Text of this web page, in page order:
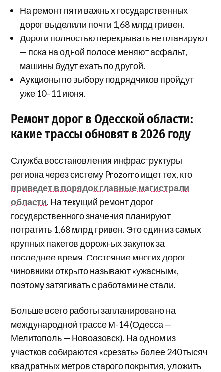
На ремонт пяти важных государственных
дорог выделили почти 1,68 млрд гривен.
Дороги полностью перекрывать не планируют
— пока на одной полосе меняют асфальт,
машины будут ехать по другой.
Аукционы по выбору подрядчиков пройдут
уже 10–11 июня.
Ремонт дорог в Одесской области:
какие трассы обновят в 2026 году
Служба восстановления инфраструктуры
региона через систему Prozorro ищет тех, кто
приведет в порядок главные магистрали
области. На текущий ремонт дорог
государственного значения планируют
потратить 1,68 млрд гривен. Это один из самых
крупных пакетов дорожных закупок за
последнее время. Состояние многих дорог
чиновники открыто называют «ужасным»,
поэтому затягивать с работами не стали.
Больше всего работы запланировано на
международной трассе М-14 (Одесса —
Мелитополь — Новоазовск). На одном из
участков собираются «срезать» более 240 тысяч
квадратных метров старого покрытия, уложить